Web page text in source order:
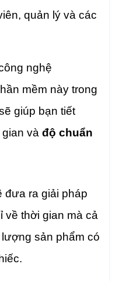
quản lý và các
nghệ
mềm này trong
giúp bạn tiết
và độ chuẩn
đưa ra giải pháp
về thời gian mà cả
sản phẩm có